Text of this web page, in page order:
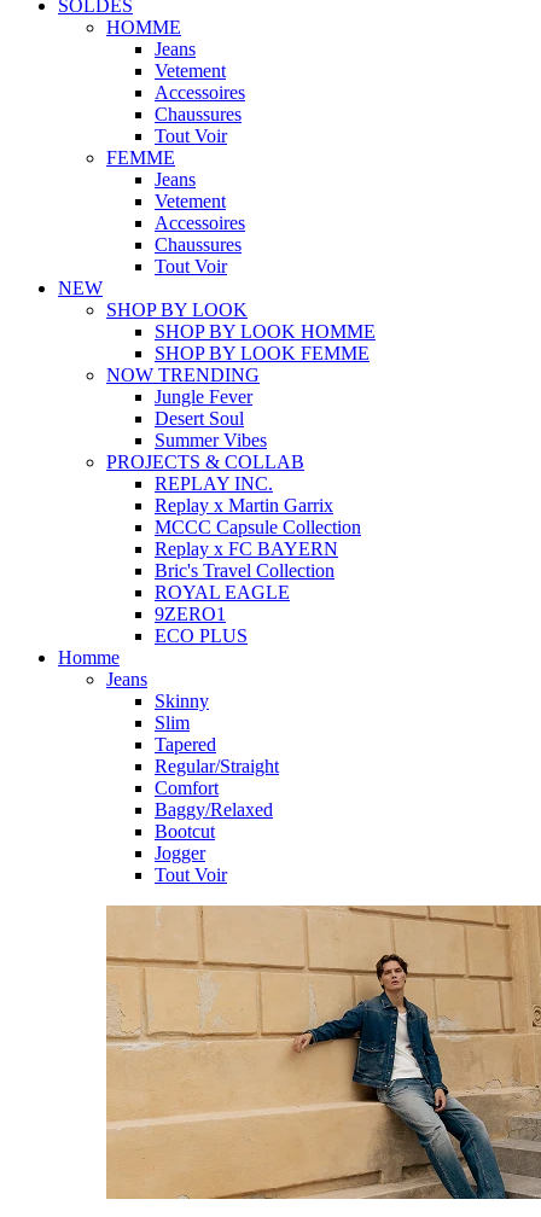
SOLDES
HOMME
Jeans
Vetement
Accessoires
Chaussures
Tout Voir
FEMME
Jeans
Vetement
Accessoires
Chaussures
Tout Voir
NEW
SHOP BY LOOK
SHOP BY LOOK HOMME
SHOP BY LOOK FEMME
NOW TRENDING
Jungle Fever
Desert Soul
Summer Vibes
PROJECTS & COLLAB
REPLAY INC.
Replay x Martin Garrix
MCCC Capsule Collection
Replay x FC BAYERN
Bric's Travel Collection
ROYAL EAGLE
9ZERO1
ECO PLUS
Homme
Jeans
Skinny
Slim
Tapered
Regular/Straight
Comfort
Baggy/Relaxed
Bootcut
Jogger
Tout Voir